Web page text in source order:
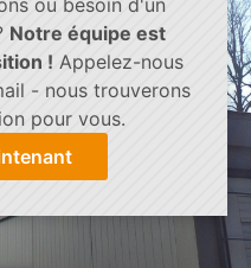
ou besoin d'un
Notre équipe est
! Appelez-nous
- nous trouverons
pour vous.